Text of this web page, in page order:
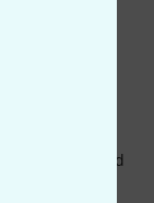
Pro-Version und
gekauft. Der